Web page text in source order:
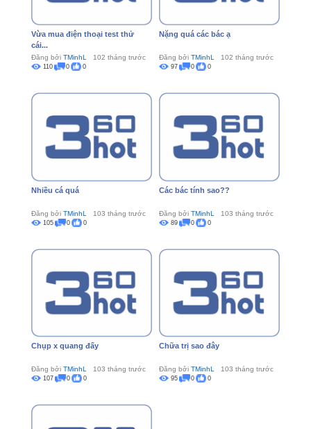
Vừa mua điện thoại test thử
cái...
Đăng bởi TMinhL 102 tháng trước
110 0 0
Nặng quá các bác ạ
Đăng bởi TMinhL 102 tháng trước
97 0 0
Nhiều cá quá
Đăng bởi TMinhL 103 tháng trước
105 0 0
Các bác tính sao??
Đăng bởi TMinhL 103 tháng trước
89 0 0
Chụp x quang đấy
Đăng bởi TMinhL 103 tháng trước
107 0 0
Chữa trị sao đây
Đăng bởi TMinhL 103 tháng trước
95 0 0